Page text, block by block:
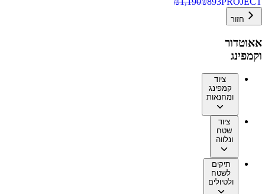
חזור
אאוטדור
וקמפינג
ציוד
קמפינג
ומחנאות
ציוד
שטח
ונלווה
תיקים
לשטח
ולטיולים